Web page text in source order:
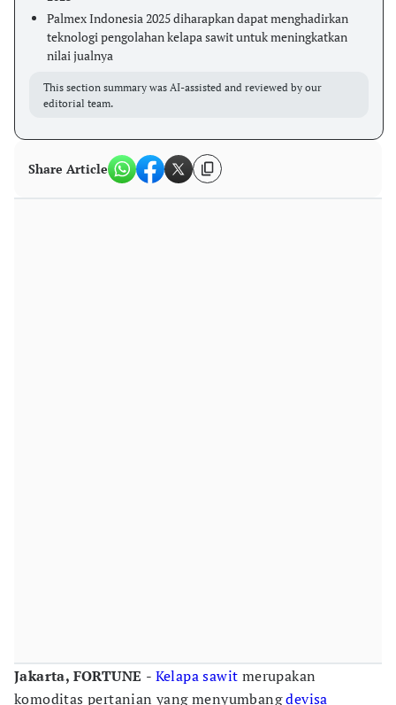
Palmex Indonesia 2025 diharapkan dapat menghadirkan
teknologi pengolahan kelapa sawit untuk meningkatkan
nilai jualnya
This section summary was AI-assisted and reviewed by our
editorial team.
Share Article
Jakarta, FORTUNE - Kelapa sawit merupakan
komoditas pertanian yang menyumbangdevisa